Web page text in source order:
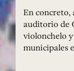
En concreto,
auditorio de
violonchelo
municipales